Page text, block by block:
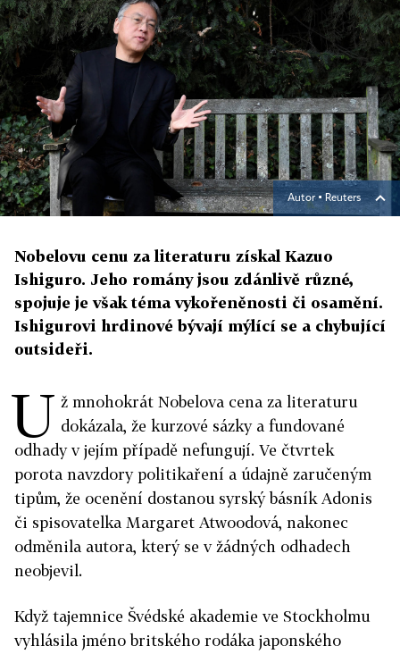
Autor ▪ Reuters
Nobelovu cenu za literaturu získal Kazuo
Ishiguro. Jeho romány jsou zdánlivě různé,
spojuje je však téma vykořeněnosti či osamění.
Ishigurovi hrdinové bývají mýlící se a chybující
outsideři.
U ž mnohokrát Nobelova cena za literaturu
dokázala, že kurzové sázky a fundované
odhady v jejím případě nefungují. Ve čtvrtek
porota navzdory politikaření a údajně zaručeným
tipům, že ocenění dostanou syrský básník Adonis
či spisovatelka Margaret Atwoodová, nakonec
odměnila autora, který se v žádných odhadech
neobjevil.
Když tajemnice Švédské akademie ve Stockholmu
vyhlásila jméno britského rodáka japonského